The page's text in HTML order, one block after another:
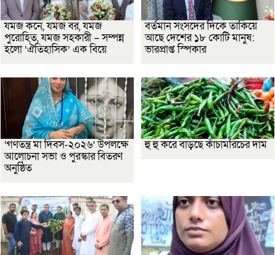
যমজ কনে, যমজ বর, যমজ
পুরোহিত, যমজ সহকারী – সম্পন্ন
হলো ‘ঐতিহাসিক’ এক বিয়ে
বর্তমান সংসদের দিকে তাকিয়ে
আছে দেশের ১৮ কোটি মানুষ:
ভারপ্রাপ্ত স্পিকার
‘গণতন্ত্র মা দিবস-২০২৬’ উপলক্ষে
আলোচনা সভা ও পুরস্কার বিতরণ
অনুষ্ঠিত
হু হু করে বাড়ছে কাঁচামরিচের দাম